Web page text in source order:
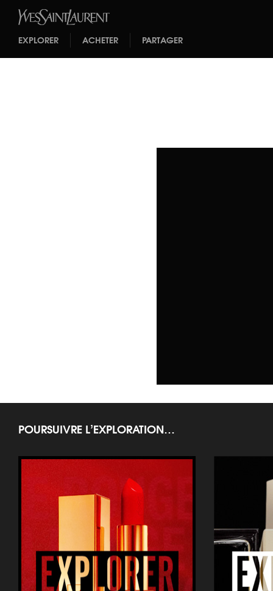
EXPLORER ACHETER PARTAGER
POURSUIVRE L’EXPLORATION…